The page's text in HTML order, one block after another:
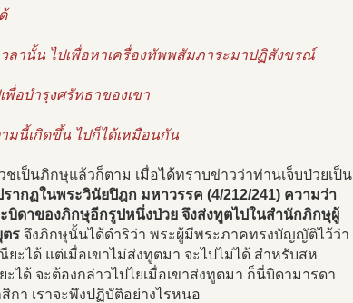
ลานั้น ไปเพื่อหาเครื่องทัพพสัมภาระมาปฏิสังขรณ์
อบำรุงศรัทธาของเขา
นี้เกิดขึ้น ไปก็ได้เหมือนกัน
เป็นภิกษุแล้วก็ตาม เมื่อได้ทราบข่าวว่าท่านเจ็บป่วยเป็น
รากฏในพระวินัยปิฎก มหาวรรค (4/212/241) ความว่า
ดาของภิกษุอีกรูปหนึ่งป่วย จึงส่งทูตไปในสำนักภิกษุผู้
ตร จึงภิกษุนั้นได้ดำริว่า พระผู้มีพระภาคทรงบัญญัติไว้ว่า
ะได้ แต่เมื่อเขาไม่ส่งทูตมา จะไปไม่ได้ สำหรับสห
ด้ จะต้องกล่าวไปไยเมื่อเขาส่งทูตมา ก็นี่บิดามารดา
กา เราจะพึงปฏิบัติอย่างไรหนอ